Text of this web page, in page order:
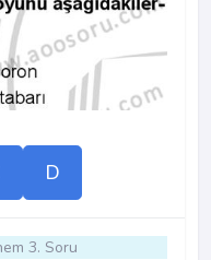
D
3. Soru